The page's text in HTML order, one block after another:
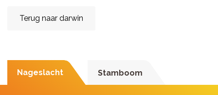
Terug naar darwin
Nageslacht Stamboom